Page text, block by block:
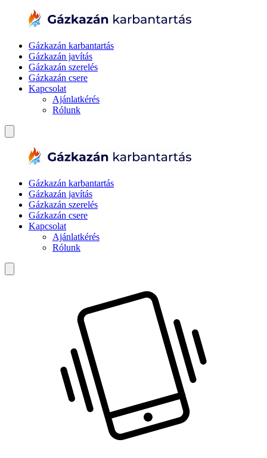
Gázkazán karbantartás
Gázkazán javítás
Gázkazán szerelés
Gázkazán csere
Kapcsolat
Ajánlatkérés
Rólunk
Gázkazán karbantartás
Gázkazán javítás
Gázkazán szerelés
Gázkazán csere
Kapcsolat
Ajánlatkérés
Rólunk